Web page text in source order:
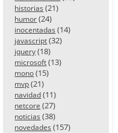
historias (21)
humor (24)
inocentadas (14)
javascript (32)
jquery (18)
microsoft (13)
mono (15)
mvp (21)
navidad (11)
netcore (27)
noticias (38)
novedades (157)